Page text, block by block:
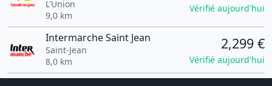
L'Union
9,0 km
Vérifié aujourd'hui
Intermarche Saint Jean
Saint-Jean
8,0 km
2,299 €
Vérifié aujourd'hui